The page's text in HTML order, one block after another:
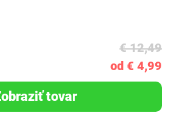
€ 12,49
od € 4,99
tovar